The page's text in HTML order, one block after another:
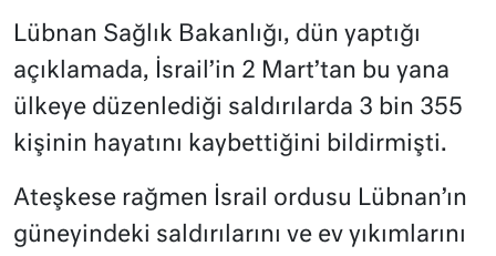
Lübnan Sağlık Bakanlığı, dün yaptığı
açıklamada, İsrail’in 2 Mart’tan bu yana
ülkeye düzenlediği saldırılarda 3 bin 355
kişinin hayatını kaybettiğini bildirmişti.
Ateşkese rağmen İsrail ordusu Lübnan’ın
güneyindeki saldırılarını ve ev yıkımlarını